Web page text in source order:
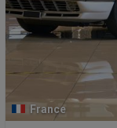
France